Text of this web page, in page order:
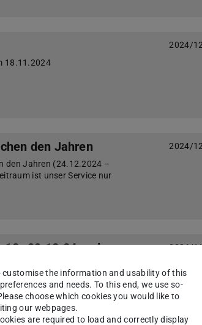
2024/
18.11.2024
den Jahren
2024/
den Jahren (24.12.2024 –
ist unser Service nur
09.12.24 und
2024/
07.02.25 ab 12 Uhr
Datum! Ankündigung: Die
am 06.12.-09.12.24
bereits eine Stunde früher u…
customise the information and usability of this
and needs. To this end, we use so-
choose which cookies you would like to
our webpages.
are required to load and correctly display